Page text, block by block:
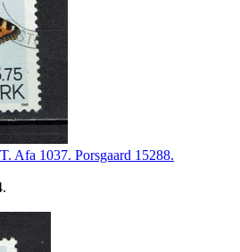
1037. Porsgaard 15288.
.